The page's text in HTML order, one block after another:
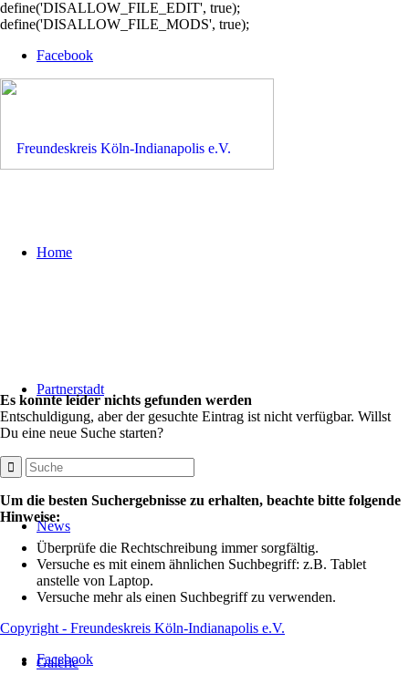
define('DISALLOW_FILE_EDIT', true);
define('DISALLOW_FILE_MODS', true);
Facebook
Home
Partnerstadt
News
Galerie
Es konnte leider nichts gefunden werden
Entschuldigung, aber der gesuchte Eintrag ist nicht verfügbar. Willst
Du eine neue Suche starten?
Um die besten Suchergebnisse zu erhalten, beachte bitte folgende
Hinweise:
Überprüfe die Rechtschreibung immer sorgfältig.
Versuche es mit einem ähnlichen Suchbegriff: z.B. Tablet
anstelle von Laptop.
Versuche mehr als einen Suchbegriff zu verwenden.
Copyright - Freundeskreis Köln-Indianapolis e.V.
Facebook